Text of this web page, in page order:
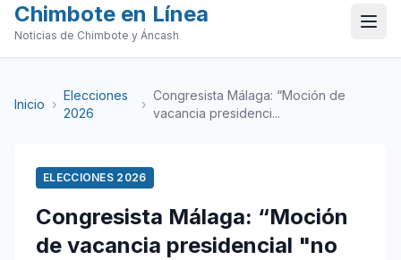
Chimbote en Línea
Noticias de Chimbote y Áncash
Inicio ›
Elecciones
2026
›
Congresista Málaga: “Moción de
vacancia presidenci...
ELECCIONES 2026
Congresista Málaga: “Moción
de vacancia presidencial "no